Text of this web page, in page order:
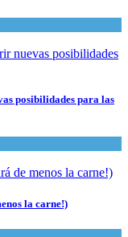
posibilidades para las
la carne!)